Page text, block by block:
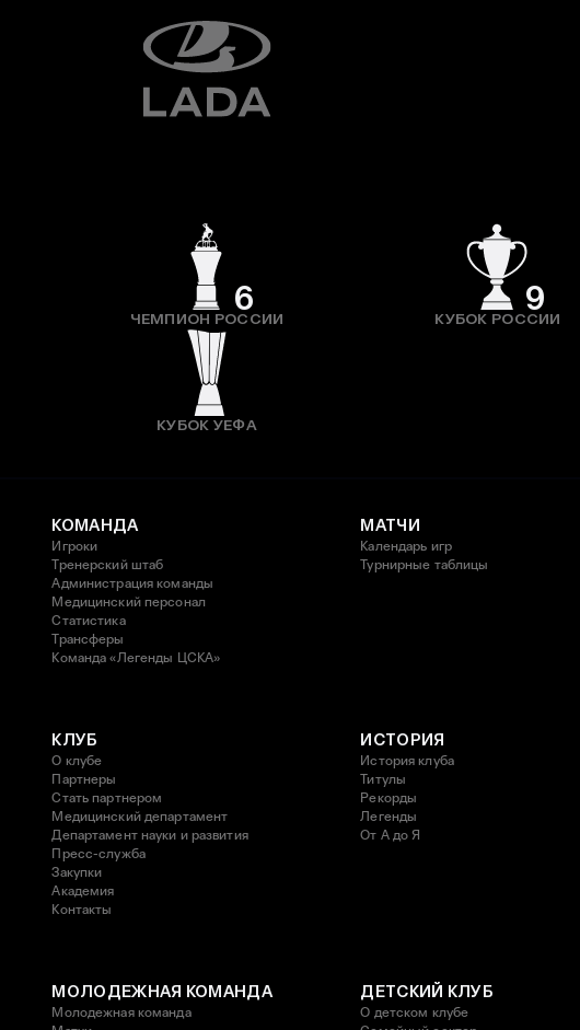
6
ЧЕМПИОН РОССИИ
9
КУБОК РОССИИ
КУБОК УЕФА
КОМАНДА
Игроки
Тренерский штаб
Администрация команды
Медицинский персонал
Статистика
Трансферы
Команда «Легенды ЦСКА»
МАТЧИ
Календарь игр
Турнирные таблицы
КЛУБ
О клубе
Партнеры
Стать партнером
Медицинский департамент
Департамент науки и развития
Пресс-служба
Закупки
Академия
Контакты
ИСТОРИЯ
История клуба
Титулы
Рекорды
Легенды
От А до Я
МОЛОДЕЖНАЯ КОМАНДА
Молодежная команда
ДЕТСКИЙ КЛУБ
О детском клубе